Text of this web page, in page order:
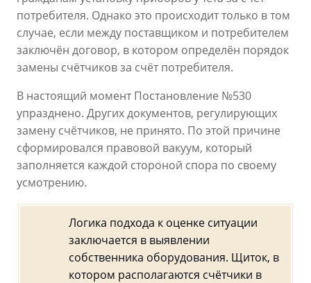
потребителя. Однако это происходит только в том
случае, если между поставщиком и потребителем
заключён договор, в котором определён порядок
замены счётчиков за счёт потребителя.
В настоящий момент Постановление №530
упразднено. Других документов, регулирующих
замену счётчиков, не принято. По этой причине
сформировался правовой вакуум, который
заполняется каждой стороной спора по своему
усмотрению.
Логика подхода к оценке ситуации
заключается в выявлении
собственника оборудования. Щиток, в
котором располагаются счётчики в